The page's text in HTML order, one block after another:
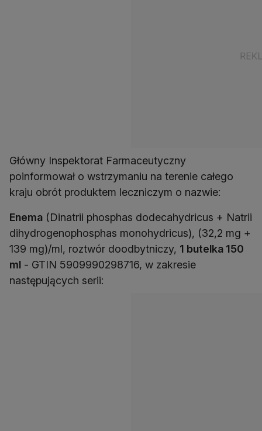
Główny Inspektorat Farmaceutyczny
poinformował o wstrzymaniu na terenie całego
kraju obrót produktem leczniczym o nazwie:
Enema (Dinatrii phosphas dodecahydricus + Natrii
dihydrogenophosphas monohydricus), (32,2 mg +
139 mg)/ml, roztwór doodbytniczy, 1 butelka 150
ml - GTIN 5909990298716, w zakresie
następujących serii: